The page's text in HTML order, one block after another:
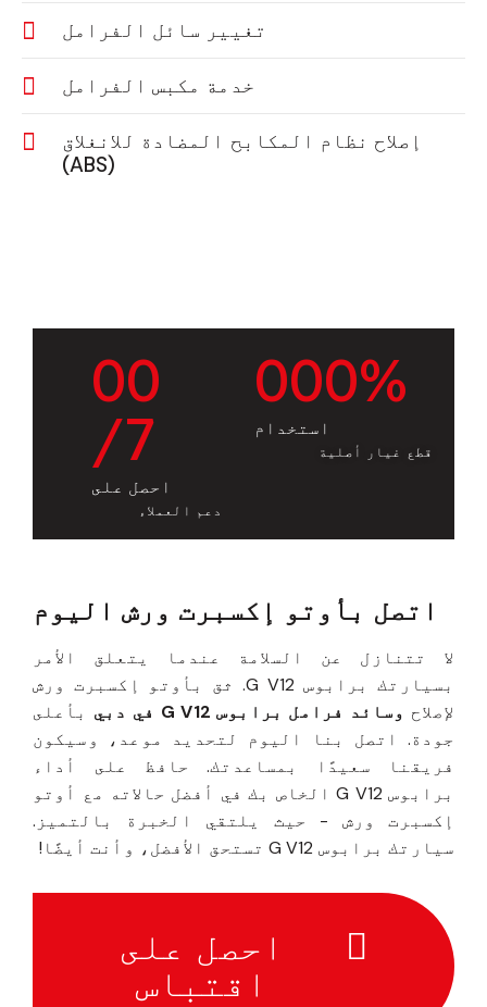
تغيير سائل الفرامل
خدمة مكبس الفرامل
إصلاح نظام المكابح المضادة للانغلاق
(ABS)
000%
استخدام
قطع غيار أصلية
00
/7
احصل على
دعم العملاء
اتصل بأوتو إكسبرت ورش اليوم
لا تتنازل عن السلامة عندما يتعلق الأمر
بسيارتك برابوس G V12. ثق بأوتو إكسبرت ورش
لإصلاح وسائد فرامل برابوس G V12 في دبي
بأعلى
جودة. اتصل بنا اليوم لتحديد موعد، وسيكون
فريقنا سعيدًا بمساعدتك. حافظ على أداء
برابوس G V12 الخاص بك في أفضل حالاته مع أوتو
إكسبرت ورش - حيث يلتقي الخبرة بالتميز.
سيارتك برابوس G V12 تستحق الأفضل، وأنت أيضًا!
احصل على
اقتباس